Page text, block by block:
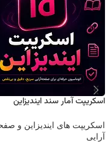
اسکریپت آمار سند ایندیزاین
اسکریپت های ایندیزاین و
آرایی